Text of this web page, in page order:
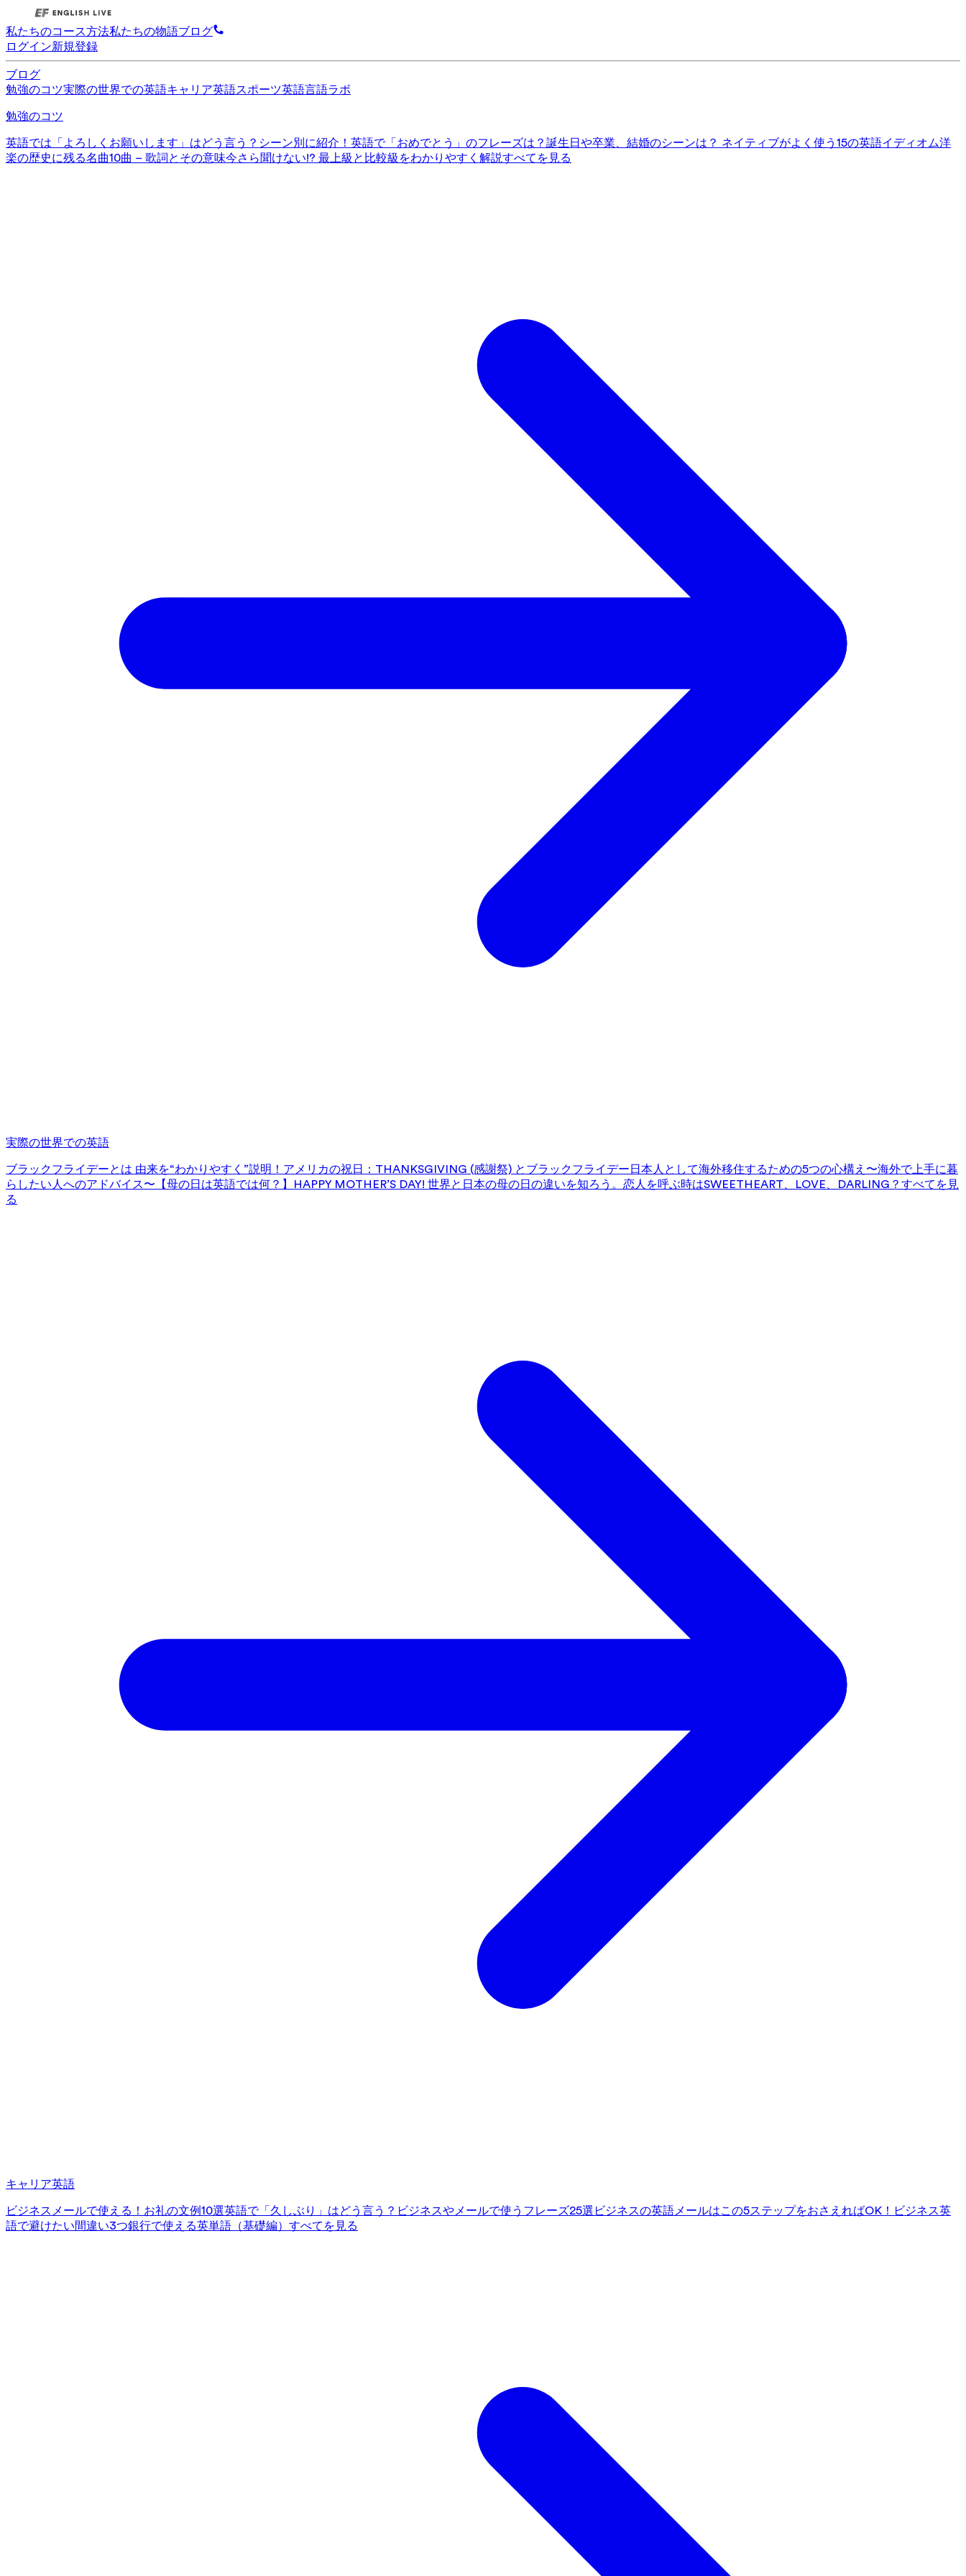
私たちのコース方法私たちの物語ブログ
ログイン新規登録
ブログ
勉強のコツ実際の世界での英語キャリア英語スポーツ英語言語ラボ
勉強のコツ
英語では「よろしくお願いします」はどう言う？シーン別に紹介！ 英語で「おめでとう」のフレーズは？誕生日や卒業、結婚のシーンは？ ネイティブがよく使う15の英語イディオム洋
楽の歴史に残る名曲10曲 – 歌詞とその意味今さら聞けない!? 最上級と比較級をわかりやすく解説すべてを見る
実際の世界での英語
ブラックフライデーとは 由来を“わかりやすく”説明！ アメリカの祝日：THANKSGIVING (感謝祭) とブラックフライデー 日本人として海外移住するための5つの心構え〜海外で上手に暮
らしたい人へのアドバイス〜 【母の日は英語では何？】HAPPY MOTHER’S DAY! 世界と日本の母の日の違いを知ろう。 恋人を呼ぶ時はSWEETHEART、LOVE、DARLING？ すべてを見
る
キャリア英語
ビジネスメールで使える！お礼の文例10選英語で「久しぶり」はどう言う？ビジネスやメールで使うフレーズ25選 ビジネスの英語メールはこの5ステップをおさえればOK！ ビジネス英
語で避けたい間違い3つ銀行で使える英単語（基礎編） すべてを見る